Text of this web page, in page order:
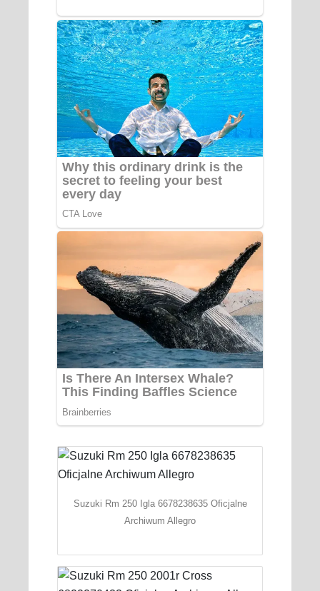
Suzuki Rm 250 Igla 6678238635 Oficjalne
Archiwum Allegro